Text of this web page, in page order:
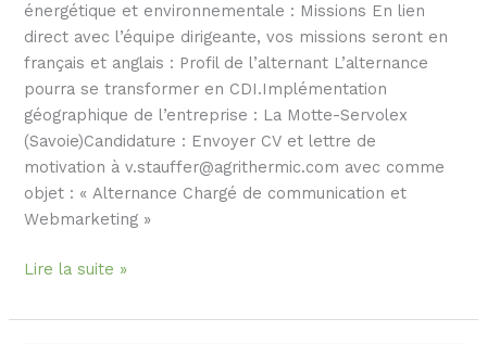
énergétique et environnementale : Missions En lien
direct avec l’équipe dirigeante, vos missions seront en
français et anglais : Profil de l’alternant L’alternance
pourra se transformer en CDI.Implémentation
géographique de l’entreprise : La Motte-Servolex
(Savoie)Candidature : Envoyer CV et lettre de
motivation à v.stauffer@agrithermic.com avec comme
objet : « Alternance Chargé de communication et
Webmarketing »
Lire la suite »